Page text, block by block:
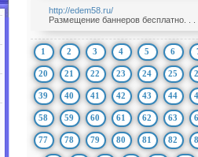
http://edem58.ru/
Размещение баннеров бесплатно. . .
1 2 3 4 5 6
20 21 22 23 24 25
39 40 41 42 43 44
58 59 60 61 62 63
77 78 79 80 81 82